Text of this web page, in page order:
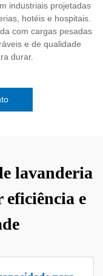
industriais projetadas
hotéis e hospitais.
com cargas pesadas
e de qualidade
durar.
lavanderia
e